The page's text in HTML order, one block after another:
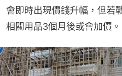
會即時出現價錢升幅，但若
相關用品3個月後或會加價。